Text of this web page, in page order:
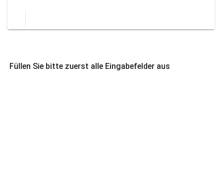
Füllen Sie bitte zuerst alle Eingabefelder aus